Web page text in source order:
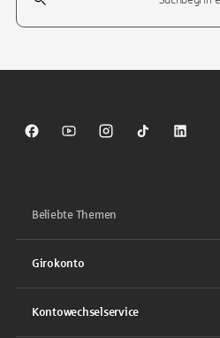
Sparkasse auf Facebook
Sparkasse auf Youtube
Sparkasse aufSparkasse auf
Beliebte Themen
Girokonto
Kontowechselservice